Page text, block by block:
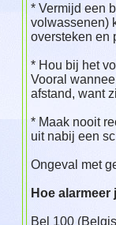
* Vermijd een
volwassenen)
oversteken en
* Hou bij het
Vooral
afstand, want
* Maak nooit
uit nabij een
Ongeval met
Hoe
Bel 100